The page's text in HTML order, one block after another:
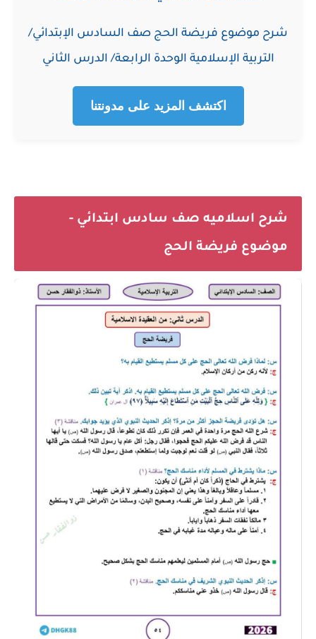
شرح موضوع فريضة الحج صف السادس الإبتدائي/
التربية الإسلامية الوحدة الرابعة/ الدرس الثاني
اكتشف المزيد على مدونتنا
شرح اسلاميه صف سادس ابتدائي -
موضوع فريضة الحج